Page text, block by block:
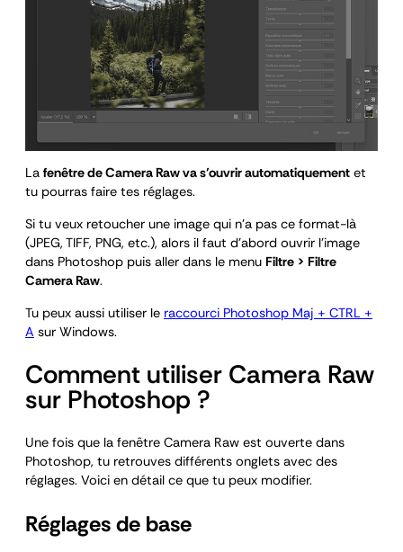
La fenêtre de Camera Raw va s’ouvrir automatiquement et
tu pourras faire tes réglages.
Si tu veux retoucher une image qui n’a pas ce format-là
(JPEG, TIFF, PNG, etc.), alors il faut d’abord ouvrir l’image
dans Photoshop puis aller dans le menu Filtre > Filtre
Camera Raw.
Tu peux aussi utiliser le raccourci Photoshop Maj + CTRL +
A sur Windows.
Comment utiliser Camera Raw
sur Photoshop ?
Une fois que la fenêtre Camera Raw est ouverte dans
Photoshop, tu retrouves différents onglets avec des
réglages. Voici en détail ce que tu peux modifier.
Réglages de base